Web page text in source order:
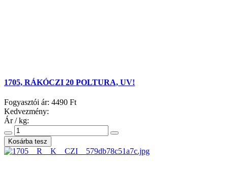
1705, RÁKÓCZI 20 POLTURA, UV!
Fogyasztói ár: 4490 Ft
Kedvezmény:
Ár / kg: